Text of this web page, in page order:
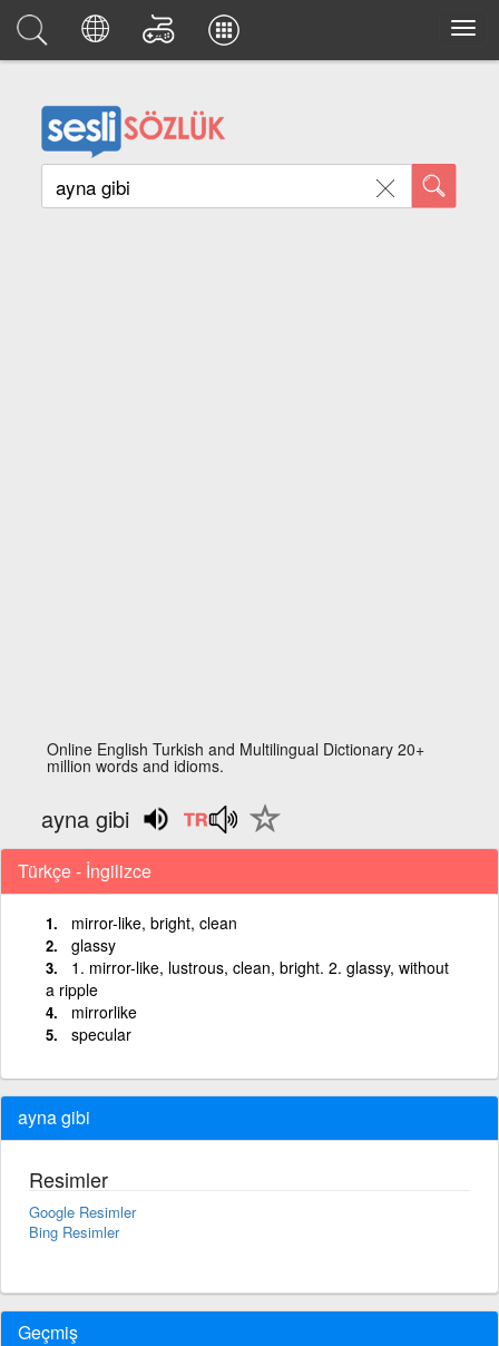
Online English Turkish and Multilingual Dictionary 20+
million words and idioms.
ayna gibi
Türkçe - İngilizce
mirror-like, bright, clean
glassy
1. mirror-like, lustrous, clean, bright. 2. glassy, without
a ripple
mirrorlike
specular
ayna gibi
Resimler
Google Resimler
Bing Resimler
Geçmiş